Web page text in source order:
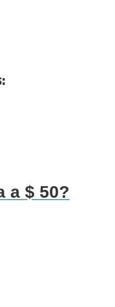
a $ 50?